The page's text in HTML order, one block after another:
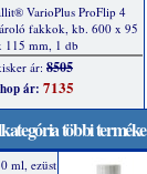
többi terméke
ml, ezüst